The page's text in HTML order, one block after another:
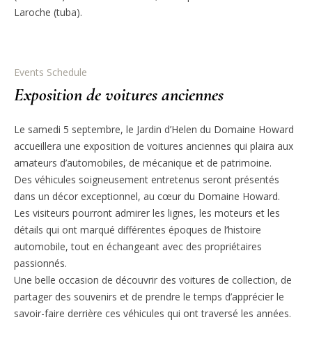
Laroche (tuba).
Events Schedule
Exposition de voitures anciennes
Le samedi 5 septembre, le Jardin d’Helen du Domaine Howard
accueillera une exposition de voitures anciennes qui plaira aux
amateurs d’automobiles, de mécanique et de patrimoine.
Des véhicules soigneusement entretenus seront présentés
dans un décor exceptionnel, au cœur du Domaine Howard.
Les visiteurs pourront admirer les lignes, les moteurs et les
détails qui ont marqué différentes époques de l’histoire
automobile, tout en échangeant avec des propriétaires
passionnés.
Une belle occasion de découvrir des voitures de collection, de
partager des souvenirs et de prendre le temps d’apprécier le
savoir-faire derrière ces véhicules qui ont traversé les années.